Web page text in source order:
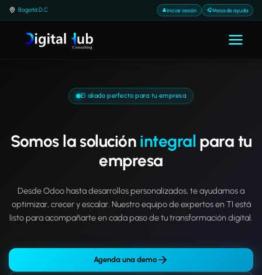
Bogotá D.C Iniciar sesión Mesa de ayuda
El aliado perfecto para tu empresa
Somos la solución integral para tu
empresa
Desde Odoo hasta desarrollos personalizados, te ayudamos a
optimizar, crecer y escalar. Nuestro equipo de expertos en TI está
listo para acompañarte en cada paso de tu transformación digital.
Agenda una demo